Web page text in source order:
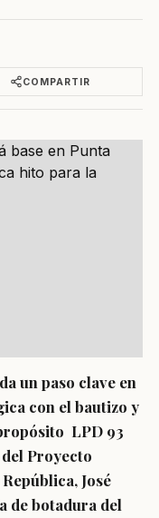
COMPARTIR
un paso clave en
con el bautizo y
LPD 93
Proyecto
José
de botadura del